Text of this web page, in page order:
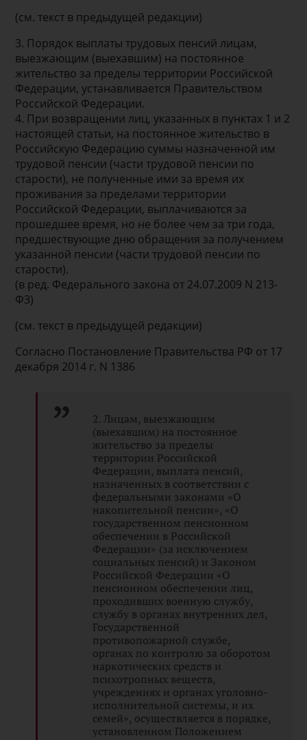
(см. текст в предыдущей редакции)
3. Порядок выплаты трудовых пенсий лицам,
выезжающим (выехавшим) на постоянное
жительство за пределы территории Российской
Федерации, устанавливается Правительством
Российской Федерации.
4. При возвращении лиц, указанных в пунктах 1 и 2
настоящей статьи, на постоянное жительство в
Российскую Федерацию суммы назначенной им
трудовой пенсии (части трудовой пенсии по
старости), не полученные ими за время их
проживания за пределами территории
Российской Федерации, выплачиваются за
прошедшее время, но не более чем за три года,
предшествующие дню обращения за получением
указанной пенсии (части трудовой пенсии по
старости).
(в ред. Федерального закона от 24.07.2009 N 213-
ФЗ)
(см. текст в предыдущей редакции)
Согласно Постановление Правительства РФ от 17
декабря 2014 г. N 1386
2. Лицам, выезжающим
(выехавшим) на постоянное
жительство за пределы
территории Российской
Федерации, выплата пенсий,
назначенных в соответствии с
федеральными законами «О
накопительной пенсии», «О
государственном пенсионном
обеспечении в Российской
Федерации» (за исключением
социальных пенсий) и Законом
Российской Федерации «О
пенсионном обеспечении лиц,
проходивших военную службу,
службу в органах внутренних дел,
Государственной
противопожарной службе,
органах по контролю за оборотом
наркотических средств и
психотропных веществ,
учреждениях и органах уголовно-
исполнительной системы, и их
семей», осуществляется в порядке,
установленном Положением